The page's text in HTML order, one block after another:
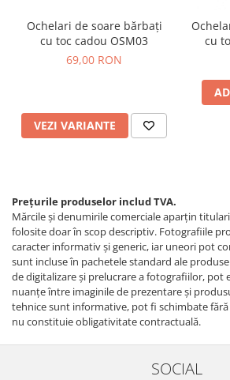
Ochelari de soare bărbați
cu toc cadou OSM03
69,00 RON
VEZI VARIANTE
cu
Prețurile produselor includ TVA.
Mărcile și denumirile comerciale aparțin
folosite doar în scop descriptiv. Fotografiile
caracter informativ şi generic, iar uneori pot
sunt incluse în pachetele standard ale
de digitalizare și prelucrare a fotografiilor, pot
nuanțe între imaginile de prezentare și
tehnice sunt informative, pot fi schimbate
nu constituie obligativitate contractuală.
SOCIAL